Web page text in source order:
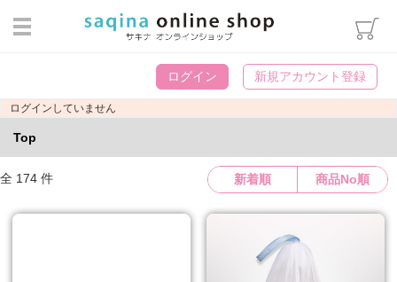
カテゴリから選ぶ
ヘアケア・ボディケア・オーラ
ルケア
ログイン 新規アカウント登録
ログインしていません
Top
全 174 件 新着順 商品No順